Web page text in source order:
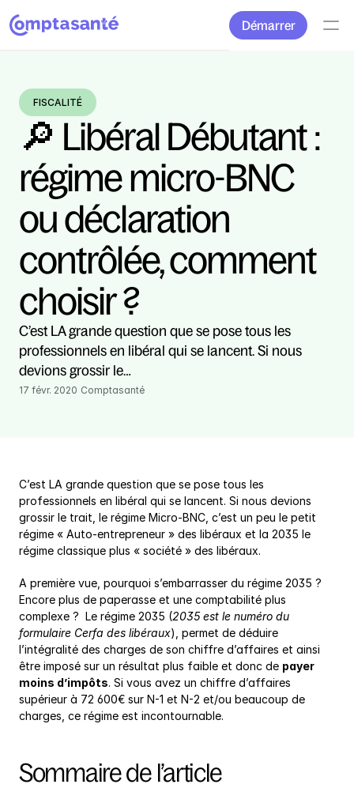
Démarrer
FISCALITÉ
🔎 Libéral Débutant :
régime micro-BNC
ou déclaration
contrôlée, comment
choisir ?
C’est LA grande question que se pose tous les
professionnels en libéral qui se lancent. Si nous
devions grossir le…
17 févr. 2020 Comptasanté
C’est LA grande question que se pose tous les
professionnels en libéral qui se lancent. Si nous devions
grossir le trait, le régime Micro-BNC, c’est un peu le petit
régime « Auto-entrepreneur » des libéraux et la 2035 le
régime classique plus « société » des libéraux.
A première vue, pourquoi s’embarrasser du régime 2035 ?
Encore plus de paperasse et une comptabilité plus
complexe ?  Le régime 2035 (2035 est le numéro du
formulaire Cerfa des libéraux), permet de déduire
l’intégralité des charges de son chiffre d’affaires et ainsi
être imposé sur un résultat plus faible et donc de payer
moins d’impôts. Si vous avez un chiffre d’affaires
supérieur à 72 600€ sur N-1 et N-2 et/ou beaucoup de
charges, ce régime est incontournable.
Sommaire de l’article